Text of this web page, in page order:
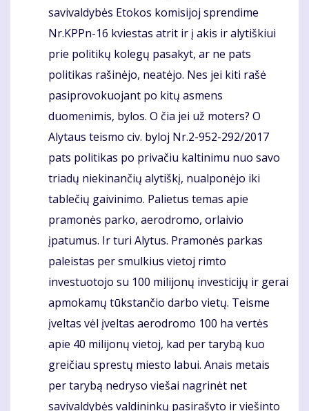
savivaldybės Etokos komisijoj sprendime
Nr.KPPn-16 kviestas atrit ir į akis ir alytiškiui
prie politikų kolegų pasakyt, ar ne pats
politikas rašinėjo, neatėjo. Nes jei kiti rašė
pasiprovokuojant po kitų asmens
duomenimis, bylos. O čia jei už moters? O
Alytaus teismo civ. byloj Nr.2-952-292/2017
pats politikas po privačiu kaltinimu nuo savo
triadų niekinančių alytiškį, nualponėjo iki
tablečių gaivinimo. Palietus temas apie
pramonės parko, aerodromo, orlaivio
įpatumus. Ir turi Alytus. Pramonės parkas
paleistas per smulkius vietoj rimto
investuotojo su 100 milijonų investicijų ir gerai
apmokamų tūkstančio darbo vietų. Teisme
įveltas vėl įveltas aerodromo 100 ha vertės
apie 40 milijonų vietoj, kad per tarybą kuo
greičiau sprestų miesto labui. Anais metais
per tarybą nedryso viešai nagrinėt net
savivaldybės valdininkų pasirašyto ir viešinto